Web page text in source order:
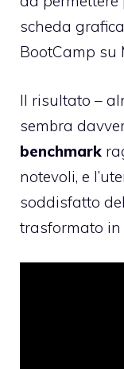
scheda
BootCamp su
Il risultato –
sembra
benchmark
notevoli, e
soddisfatto
trasformato